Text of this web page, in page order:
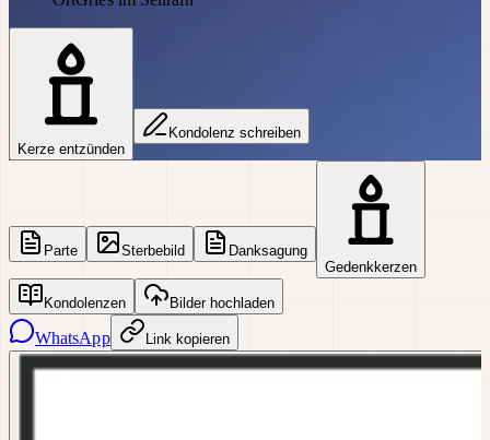
Kerze entzünden
Kondolenz schreiben
Parte Sterbebild
Danksagung
Gedenkkerzen
Kondolenzen Bilder hochladen
WhatsApp Link kopieren